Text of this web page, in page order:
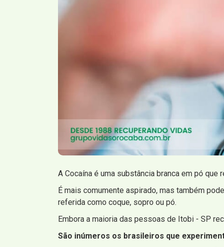
A Cocaína é uma substância branca em pó
É mais comumente aspirado, mas também
referida como coque, sopro ou pó.
Embora a maioria das pessoas de Itobi - SP
São inúmeros os brasileiros que